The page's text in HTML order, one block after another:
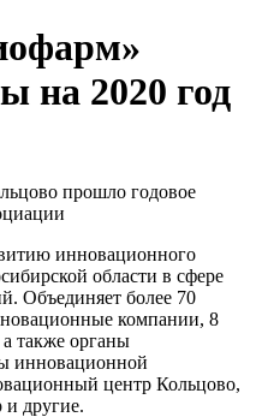
на 2020 год
прошло годовое
инновационного
области в сфере
Объединяет более 70
компании, 8
а также органы
инновационной
центр Кольцово,
и другие.